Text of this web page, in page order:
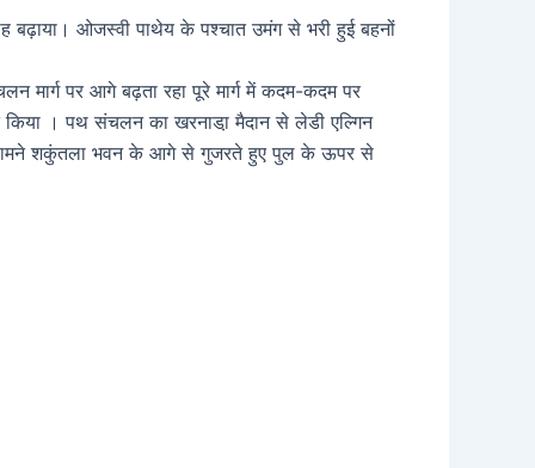
ओजस्वी पाथेय के पश्चात उमंग से भरी हुई बहनों
मार्ग पर आगे बढ़ता रहा पूरे मार्ग में कदम-कदम पर
किया । पथ संचलन का खरनाडा़ मैदान से लेडी एल्गिन
के सामने शकुंतला भवन के आगे से गुजरते हुए पुल के ऊपर से